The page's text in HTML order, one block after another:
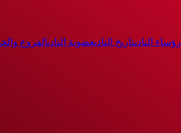
رؤساء النادىتاريخ النادىعضوية النادىالفروع